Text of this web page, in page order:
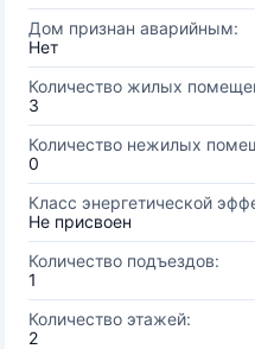
Дом признан аварийным:
Нет
Количество жилых
3
Количество нежилых
0
Класс энергетической
Не присвоен
Количество подъездов:
1
Количество этажей:
2